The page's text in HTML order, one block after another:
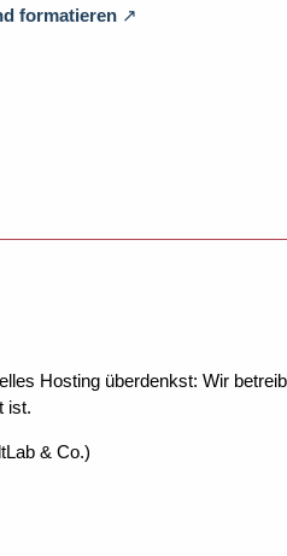
formatieren
Hosting überdenkst: Wir
ist.
& Co.)